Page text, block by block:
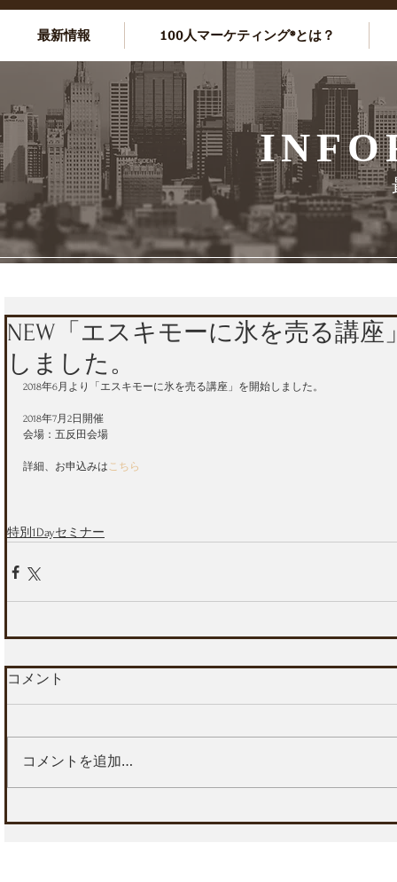
最新情報 100人マーケティング®とは？
NEW「エスキモーに氷を売る講座
しました。
2018年6月より「エスキモーに氷を売る講座」を開始しました。
2018年7月2日開催
会場：五反田会場
詳細、お申込みはこちら
特別1Dayセミナー
コメント
コメントを追加…